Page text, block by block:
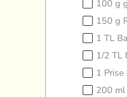
100 g
150 g
1 TL
1/2 TL
1 Prise
200 ml